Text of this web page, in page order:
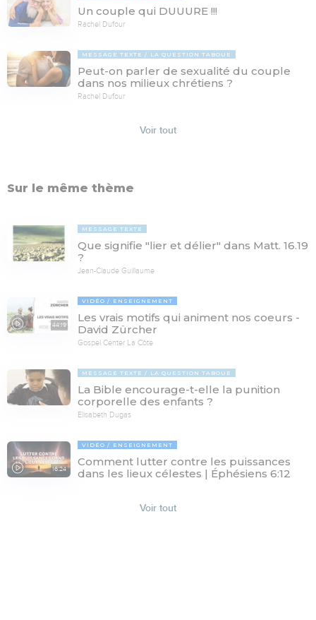
Un couple qui DUUURE !!!
Rachel Dufour
MESSAGE TEXTE LA QUESTION TABOUE
Peut-on parler de sexualité du couple
dans nos milieux chrétiens ?
Rachel Dufour
Voir tout
Sur le même thème
MESSAGE TEXTE
Que signifie "lier et délier" dans Matt. 16.19
?
Jean-Claude Guillaume
44:19
VIDÉO ENSEIGNEMENT
Les vrais motifs qui animent nos coeurs -
David Zürcher
Gospel Center La Côte
MESSAGE TEXTE LA QUESTION TABOUE
La Bible encourage-t-elle la punition
corporelle des enfants ?
Elisabeth Dugas
16:24
VIDÉO ENSEIGNEMENT
Comment lutter contre les puissances
dans les lieux célestes | Éphésiens 6:12
Voir tout